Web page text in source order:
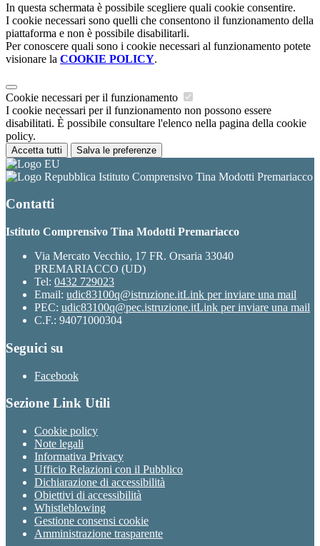
In questa schermata è possibile scegliere quali cookie consentire.
I cookie necessari sono quelli che consentono il funzionamento della
piattaforma e non è possibile disabilitarli.
Per conoscere quali sono i cookie necessari al funzionamento potete
visionare la COOKIE POLICY.
Cookie necessari per il funzionamento
I cookie necessari per il funzionamento non possono essere
disabilitati. È possibile consultare l'elenco nella pagina della cookie
policy.
Accetta tutti Salva le preferenze
Istituto Comprensivo Tina Modotti Premariacco
Contatti
Istituto Comprensivo Tina Modotti Premariacco
Via Mercato Vecchio, 17 FR. Orsaria 33040
PREMARIACCO (UD)
Tel: 0432 729023
Email: udic83100q@istruzione.itLink per inviare una mail
PEC: udic83100q@pec.istruzione.itLink per inviare una mail
C.F.: 94071000304
Seguici su
Facebook
Sezione Link Utili
Cookie policy
Note legali
Informativa Privacy
Ufficio Relazioni con il Pubblico
Dichiarazione di accessibilità
Obiettivi di accessibilità
Whistleblowing
Gestione consensi cookie
Amministrazione trasparente